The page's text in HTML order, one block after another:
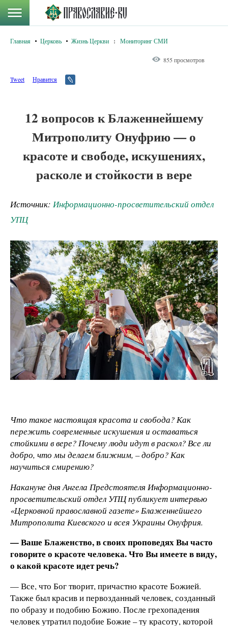
Главная Церковь Жизнь Церкви : Мониторинг СМИ
855 просмотров
Tweet Нравится
12 вопросов к Блаженнейшему
Митрополиту Онуфрию — о
красоте и свободе, искушениях,
расколе и стойкости в вере
Источник: Информационно-просветительский отдел
УПЦ
Что такое настоящая красота и свобода? Как
пережить современные искушения и оставаться
стойкими в вере? Почему люди идут в раскол? Все ли
добро, что мы делаем ближним, – добро? Как
научиться смирению?
Накануне дня Ангела Предстоятеля Информационно-
просветительский отдел УПЦ публикует интервью
«Церковной православной газете» Блаженнейшего
Митрополита Киевского и всея Украины Онуфрия.
— Ваше Блаженство, в своих проповедях Вы часто
говорите о красоте человека. Что Вы имеете в виду,
о какой красоте идет речь?
— Все, что Бог творит, причастно красоте Божией.
Также был красив и первозданный человек, созданный
по образу и подобию Божию. После грехопадения
человек утратил подобие Божие – ту красоту, которой